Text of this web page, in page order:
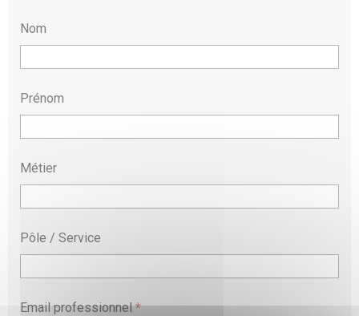
Nom
Prénom
Métier
Pôle / Service
Email professionnel*